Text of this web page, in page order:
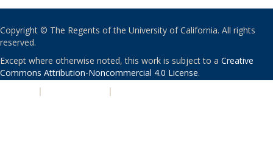
Copyright © The Regents of the University of California. All rights
reserved.
Except where otherwise noted, this work is subject to a Creative
Commons Attribution-Noncommercial 4.0 License.
| |